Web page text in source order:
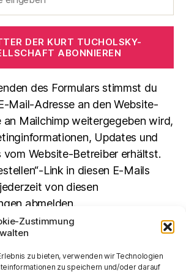
Zustimmung
zu bieten, verwenden wir Technologien
zu speichern und/oder darauf
DER KURT TUCHOLSKY-
ABONNIEREN
des Formulars stimmst du
Mail-Adresse an den Website-
an Mailchimp weitergegeben wird,
Updates und
Website-Betreiber erhältst.
Link in diesen E-Mails
von diesen
abmelden.
SUCHEN